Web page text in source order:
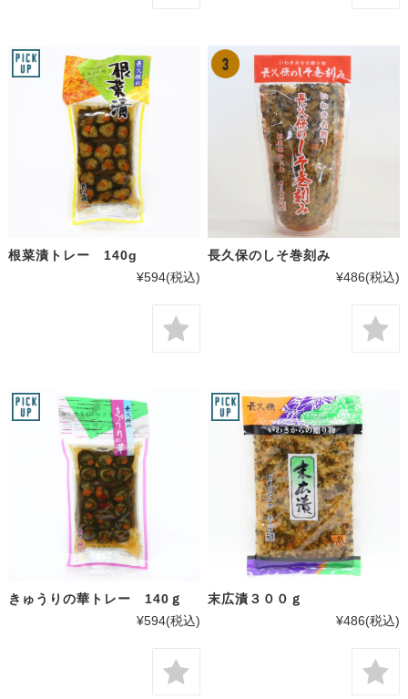
根菜漬トレー 140g
¥594(税込)
長久保のしそ巻刻み
¥486(税込)
きゅうりの華トレー 140ｇ
¥594(税込)
末広漬３００ｇ
¥486(税込)